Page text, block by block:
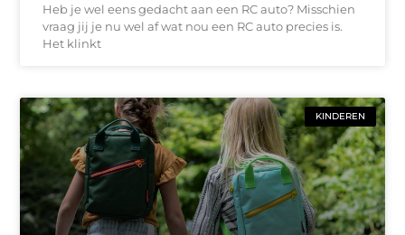
Heb je wel eens gedacht aan een RC auto? Misschien
vraag jij je nu wel af wat nou een RC auto precies is.
Het klinkt
KINDEREN